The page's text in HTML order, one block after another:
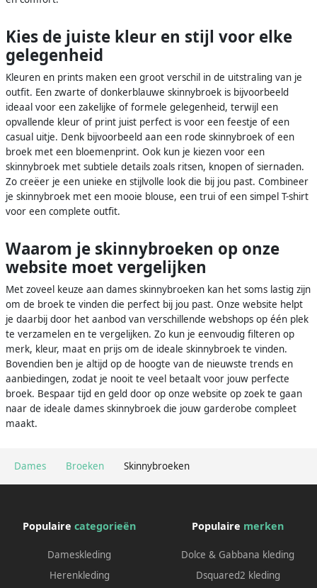
Dames Broeken Skinnybroeken
Kies de juiste kleur en stijl voor elke
gelegenheid
Kleuren en prints maken een groot verschil in de uitstraling van je
outfit. Een zwarte of donkerblauwe skinnybroek is bijvoorbeeld
ideaal voor een zakelijke of formele gelegenheid, terwijl een
opvallende kleur of print juist perfect is voor een feestje of een
casual uitje. Denk bijvoorbeeld aan een rode skinnybroek of een
broek met een bloemenprint. Ook kun je kiezen voor een
skinnybroek met subtiele details zoals ritsen, knopen of siernaden.
Zo creëer je een unieke en stijlvolle look die bij jou past. Combineer
je skinnybroek met een mooie blouse, een trui of een simpel T-shirt
voor een complete outfit.
Waarom je skinnybroeken op onze
website moet vergelijken
Met zoveel keuze aan dames skinnybroeken kan het soms lastig zijn
om de broek te vinden die perfect bij jou past. Onze website helpt
je daarbij door het aanbod van verschillende webshops op één plek
te verzamelen en te vergelijken. Zo kun je eenvoudig filteren op
merk, kleur, maat en prijs om de ideale skinnybroek te vinden.
Bovendien ben je altijd op de hoogte van de nieuwste trends en
aanbiedingen, zodat je nooit te veel betaalt voor jouw perfecte
broek. Bespaar tijd en geld door op onze website op zoek te gaan
naar de ideale dames skinnybroek die jouw garderobe compleet
maakt.
Populaire categorieën
Dameskleding
Herenkleding
Populaire merken
Dolce & Gabbana kleding
Dsquared2 kleding